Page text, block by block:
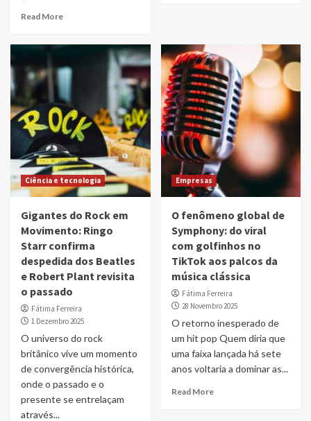
Read More
Ciência e tecnologia
Gigantes do Rock em
Movimento: Ringo
Starr confirma
despedida dos Beatles
e Robert Plant revisita
o passado
Fátima Ferreira
1 Dezembro 2025
O universo do rock
britânico vive um momento
de convergência histórica,
onde o passado e o
presente se entrelaçam
através...
Empresas
O fenômeno global de
Symphony: do viral
com golfinhos no
TikTok aos palcos da
música clássica
Fátima Ferreira
28 Novembro 2025
O retorno inesperado de
um hit pop Quem diria que
uma faixa lançada há sete
anos voltaria a dominar as...
Read More